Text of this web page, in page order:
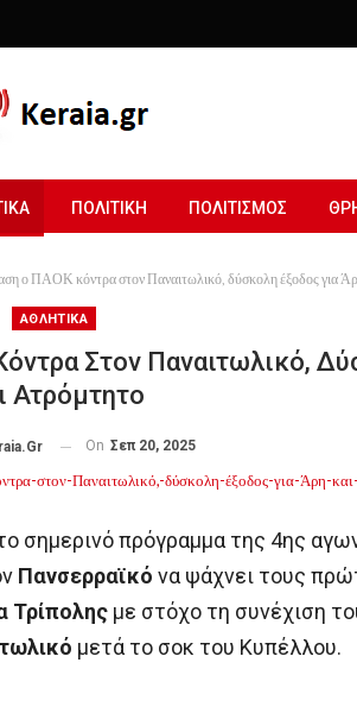
ΠΟΛΙΤΙΚΗ ΠΟΛΙΤΙΣΜΟΣ
ο ΠΑΟΚ κόντρα στον Παναιτωλικό, δύσκολη έξοδος για
ΑΘΛΗΤΙΚΑ
Στον Παναιτωλικό,
Ατρόμτητο
On Σεπ 20, 2025
σημερινό πρόγραμμα της 4ης
Πανσερραϊκό να ψάχνει τους
Τρίποληςμε στόχο τη συνέχιση
μετά το σοκ του Κυπέλλου.